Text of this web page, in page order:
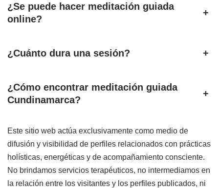
¿Se puede hacer meditación guiada
online?
+
¿Cuánto dura una sesión? +
¿Cómo encontrar meditación guiada
Cundinamarca?
+
Este sitio web actúa exclusivamente como medio de
difusión y visibilidad de perfiles relacionados con prácticas
holísticas, energéticas y de acompañamiento consciente.
No brindamos servicios terapéuticos, no intermediamos en
la relación entre los visitantes y los perfiles publicados, ni